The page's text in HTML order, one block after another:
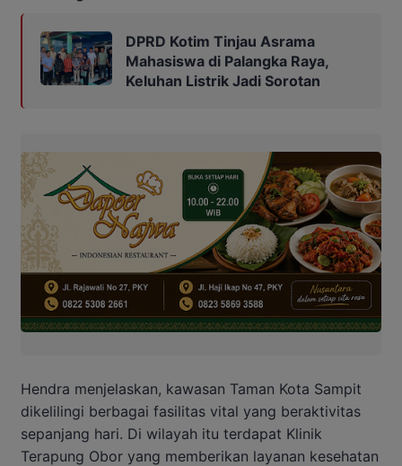
DPRD Kotim Tinjau Asrama
Mahasiswa di Palangka Raya,
Keluhan Listrik Jadi Sorotan
Hendra menjelaskan, kawasan Taman Kota Sampit
dikelilingi berbagai fasilitas vital yang beraktivitas
sepanjang hari. Di wilayah itu terdapat Klinik
Terapung Obor yang memberikan layanan kesehatan